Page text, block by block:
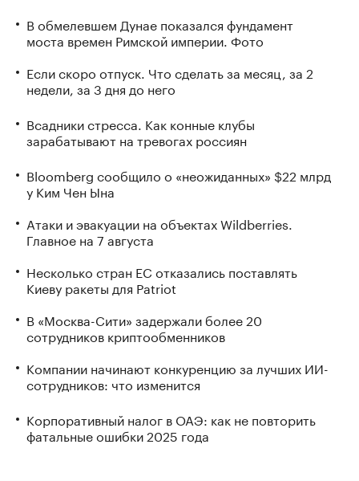
В обмелевшем Дунае показался фундамент
моста времен Римской империи. Фото
Если скоро отпуск. Что сделать за месяц, за 2
недели, за 3 дня до него
Всадники стресса. Как конные клубы
зарабатывают на тревогах россиян
Bloomberg сообщило о «неожиданных» $22 млрд
у Ким Чен Ына
Атаки и эвакуации на объектах Wildberries.
Главное на 7 августа
Несколько стран ЕС отказались поставлять
Киеву ракеты для Patriot
В «Москва-Сити» задержали более 20
сотрудников криптообменников
Компании начинают конкуренцию за лучших ИИ-
сотрудников: что изменится
Корпоративный налог в ОАЭ: как не повторить
фатальные ошибки 2025 года